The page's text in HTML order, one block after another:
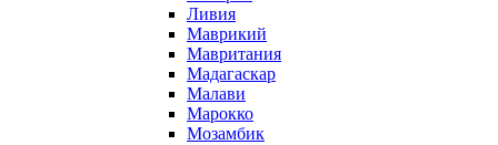
Ливия
Маврикий
Мавритания
Мадагаскар
Малави
Марокко
Мозамбик